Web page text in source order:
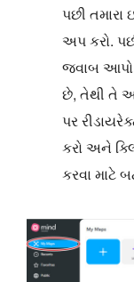
પછી
અપ કરો.
જવાબ
છે, તેથી તે
પર
કરો અને
કરવા માટે